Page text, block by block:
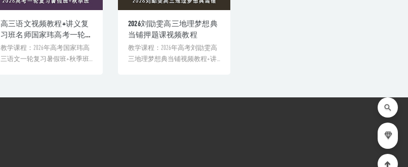
高三语文视频教程+讲义复
习班名师国家玮高考一轮
网络课程26年暑秋班
教学课程：2026年高考国家玮高
三语文一轮复习暑假班+秋季班
2026刘勖雯高三地理梦想典
当铺押题课视频教程
教学课程：2026年高考刘勖雯高
三地理梦想典当铺视频教程+讲